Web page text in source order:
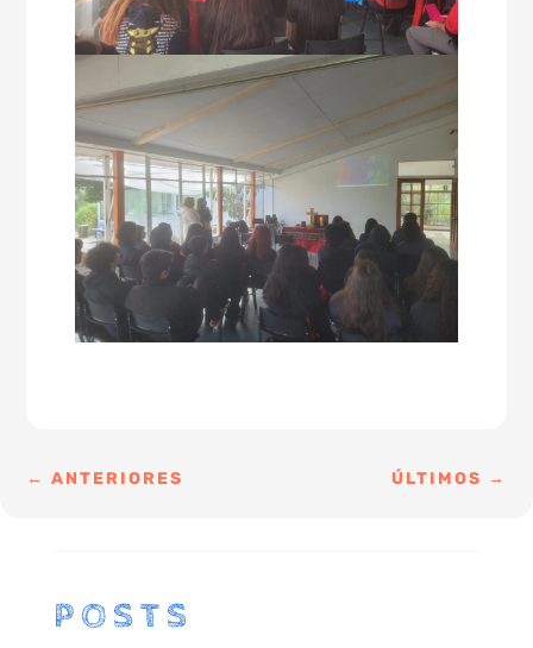
←ANTERIORES ÚLTIMOS →
POSTS